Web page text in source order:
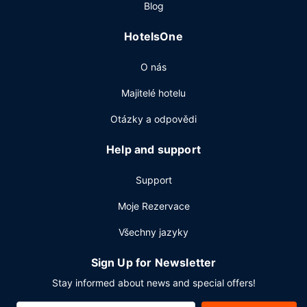
Blog
HotelsOne
O nás
Majitelé hotelu
Otázky a odpovědi
Help and support
Support
Moje Rezervace
Všechny jazyky
Sign Up for Newsletter
Stay informed about news and special offers!